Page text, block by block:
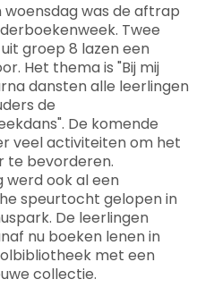
was de aftrap
Twee
groep 8 lazen een
Het thema is "Bij mij
dansten alle leerlingen
de
De komende
veel activiteiten om het
te bevorderen.
werd ook al een
speurtocht gelopen in
De leerlingen
nu boeken lenen in
met een
collectie.